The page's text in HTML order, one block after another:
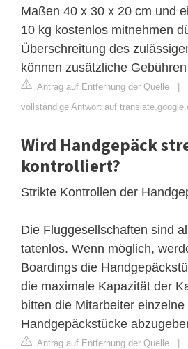
Maßen 40 x 30 x 20 cm und
10 kg kostenlos mitnehmen
Überschreitung des
können zusätzliche
Antrag auf Entfernung der Quelle |
vollständige Antwort auf
Wird Handgepäck
kontrolliert?
Strikte Kontrollen der
Die Fluggesellschaften sind
tatenlos. Wenn möglich,
Boardings die
die maximale Kapazität der
bitten die Mitarbeiter
Handgepäckstücke
Antrag auf Entfernung der Quelle |